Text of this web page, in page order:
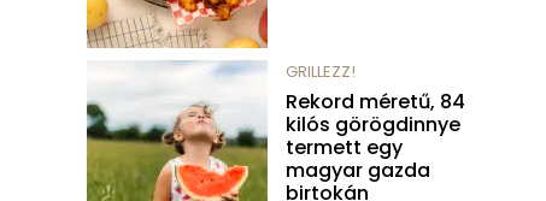
GRILLEZZ!
Rekord méretű, 84
kilós görögdinnye
termett egy
magyar gazda
birtokán